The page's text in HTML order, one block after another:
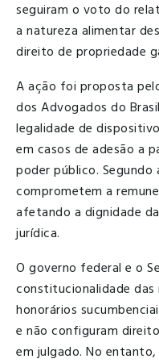
seguiram o voto do
a natureza alimentar
direito de propriedade
A ação foi proposta
dos Advogados do
legalidade de
em casos de adesão a
poder público.
comprometem a
afetando a dignidade
jurídica.
O governo federal e o
constitucionalidade das
honorários
e não configuram
em julgado. No entanto,